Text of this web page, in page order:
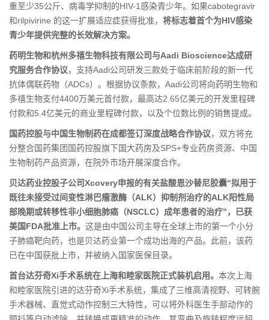
重至少35公斤、病毒学抑制的HIV-1感染青少年。如果cabotegravir
和rilpivirine 的这一扩展适应症获得批准， 将标志着首个为HIV感染
青少年提供完整的长效解决方案。
药明生物和杭州多禧生物科技有限公司与Aadi Bioscience达成研
究服务合作协议，支持Aadi公司研发三款处于临床前阶段的新一代
抗体偶联药物（ADCs）。根据协议条款，Aadi公司将向药明生物和
多禧生物支付4400万美元首付款，最高达2.65亿美元的开发里程碑
付款和5.4亿美元的商业里程碑付款，以及个位数比例的销售提成。
国药控股与中国生物制药在成都签订深度战略合作协议，双方将充
分整合国药集团国药控股旗下国大药房及SPS+专业药房资源、中国
生物制药产品资源，在院外市场开展深度合作。
贝达药业控股子公司Xcovery申报的有关盐酸恩沙替尼胶囊“拟用于
既往未接受过间变性淋巴瘤激酶（ALK）抑制剂治疗的ALK阳性局
部晚期或转移性非小细胞肺癌（NSCLC）成年患者的治疗”，已获
美国FDA批准上市。 这是由中国公司主导在全球上市的第一个小分
子肺癌靶向药，也是贝达药业第一个成功出海的产品。此前，该药
已在中国获批上市，并被纳入国家医保目录。
首台达芬奇Xi手术系统在上海和睦家医院正式装机启用。 本次上海
和睦家医院引进的达芬奇Xi手术系统，集成了三维高清视野、可转腕
手术器械、直觉式动作控制三大特性，可以将外科医生手部动作的